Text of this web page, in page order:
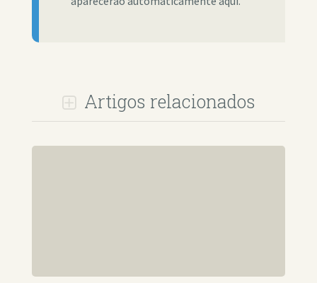
Artigos relacionados